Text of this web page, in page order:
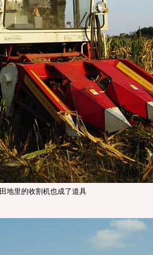
田地里的收割机也成了道具